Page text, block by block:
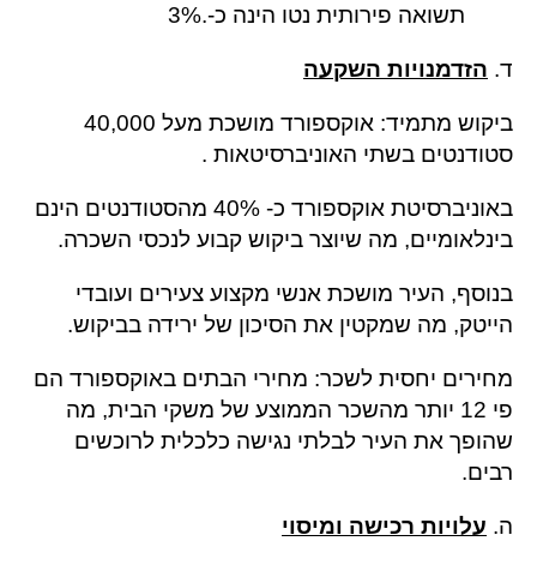
תשואה פירותית נטו הינה כ-.3%
ד. הזדמנויות השקעה
ביקוש מתמיד: אוקספורד מושכת מעל 40,000
סטודנטים בשתי האוניברסיטאות .
באוניברסיטת אוקספורד כ- 40% מהסטודנטים הינם
בינלאומיים, מה שיוצר ביקוש קבוע לנכסי השכרה.
בנוסף, העיר מושכת אנשי מקצוע צעירים ועובדי
הייטק, מה שמקטין את הסיכון של ירידה בביקוש.
מחירים יחסית לשכר: מחירי הבתים באוקספורד הם
פי 12 יותר מהשכר הממוצע של משקי הבית, מה
שהופך את העיר לבלתי נגישה כלכלית לרוכשים
רבים.
ה. עלויות רכישה ומיסוי